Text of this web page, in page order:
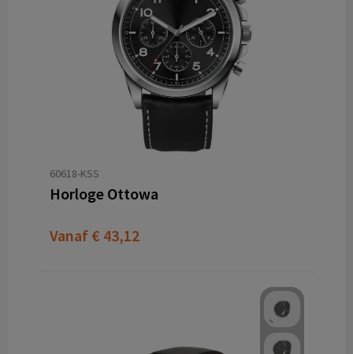
60618-KSS
Horloge Ottowa
Vanaf € 43,12